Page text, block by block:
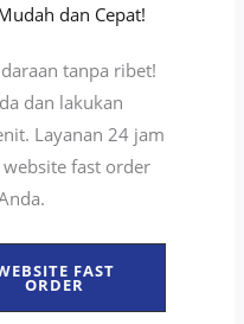
dan Cepat!
tanpa ribet!
dan lakukan
Layanan 24 jam
fast order
FAST
ORDER